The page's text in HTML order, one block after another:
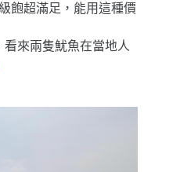
飽超滿足，能用這種價
來兩隻魷魚在當地人